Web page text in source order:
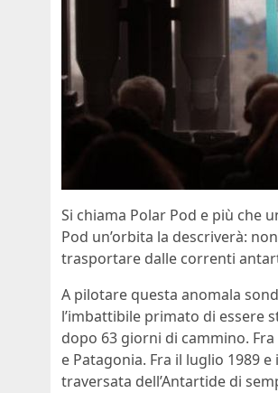
Si chiama Polar Pod e più che
Pod un’orbita la descriverà:
trasportare dalle correnti
A pilotare questa anomala
l’imbattibile primato di essere
dopo 63 giorni di cammino.
e Patagonia. Fra il luglio 1989
traversata dell’Antartide di